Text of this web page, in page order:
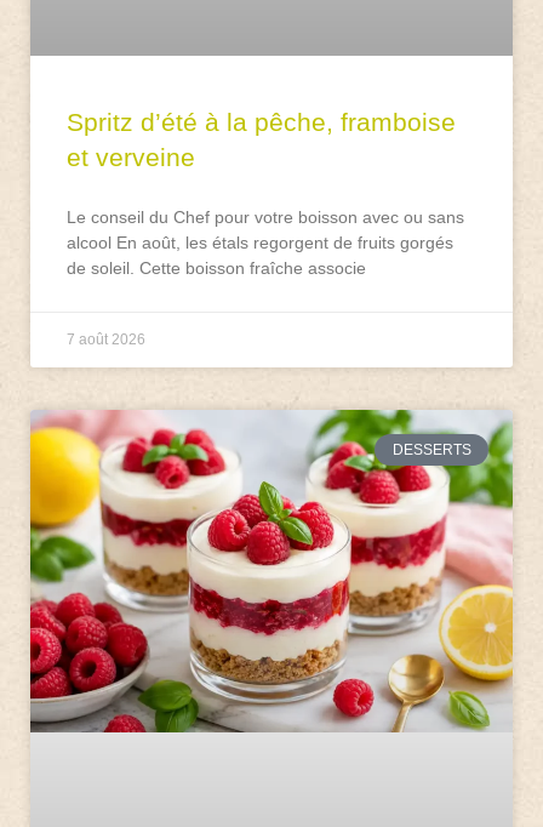
Spritz d’été à la pêche, framboise
et verveine
Le conseil du Chef pour votre boisson avec ou sans
alcool En août, les étals regorgent de fruits gorgés
de soleil. Cette boisson fraîche associe
7 août 2026
DESSERTS